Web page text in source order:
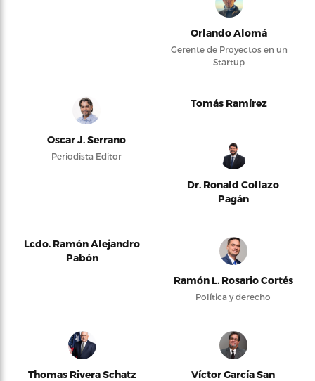
Orlando Alomá
Gerente de Proyectos en un
Startup
Oscar J. Serrano
Periodista Editor
Tomás Ramírez
Dr. Ronald Collazo
Pagán
Lcdo. Ramón Alejandro
Pabón
Ramón L. Rosario Cortés
Política y derecho
Thomas Rivera Schatz
Víctor García San